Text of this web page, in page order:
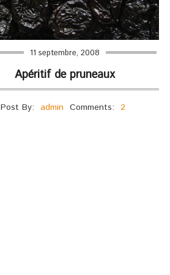
11 septembre, 2008
Apéritif de pruneaux
Post By: admin Comments: 2